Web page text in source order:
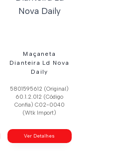
Maçaneta
Dianteira Ld Nova
Daily
5801595612 (Original)
60.1.2.012 (Código
Confia) C02-0040
(Wtk Import)
Ver Detalhes